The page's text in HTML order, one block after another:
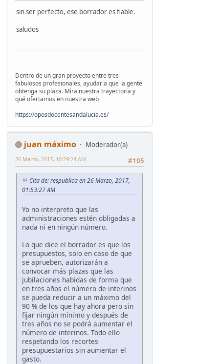
sin ser perfecto, ese borrador es fiable.
saludos
Dentro de un gran proyecto entre tres
fabulosos profesionales, ayudar a que la gente
obtenga su plaza. Mira nuestra trayectoria y
qué ofertamos en nuestra web
https://oposdocentesandalucia.es/
juan máximo
Moderador(a)
#105
26 Marzo, 2017, 10:29:24 AM
Cita de: respublica en 26 Marzo, 2017,
01:53:27 AM
Yo no interpreto que las
administraciones estén obligadas a
nada ni en ningún número.
Lo que dice el borrador es que los
presupuestos, solo en caso de que
se aprueben, autorizarán a
convocar más plazas que las
jubilaciones habidas de forma que
en tres años el número de interinos
se pueda reducir a un máximo del
90 % de los que hay ahora pero sin
fijar ningún mínimo y después de
tres años no se podrá aumentar el
número de interinos. Todo ello
respetando los recortes
presupuestarios sin aumentar el
gasto.